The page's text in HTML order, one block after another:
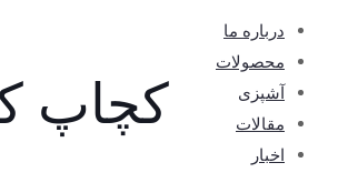
درباره ما
محصولات
آشپزی
مقالات
اخبار
کچاپ